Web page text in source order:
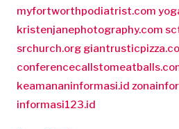
myfortworthpodiatrist.com
kristenjanephotography.com
srchurch.org
keamananinformasi.id
informasi123.id